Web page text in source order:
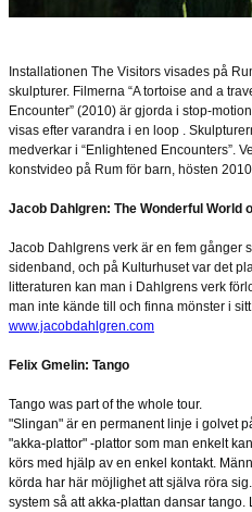
Installationen The Visitors visades på
skulpturer. Filmerna “A tortoise and a
Encounter” (2010) är gjorda i stop-
visas efter varandra i en loop .
medverkar i “Enlightened Encounters”.
konstvideo på Rum för barn, hösten
Jacob Dahlgren: The Wonderful World
Jacob Dahlgrens verk är en fem gånger
sidenband, och på Kulturhuset var det
litteraturen kan man i Dahlgrens verk
man inte kände till och finna mönster i
www.jacobdahlgren.com
Felix Gmelin: Tango
Tango was part of the whole tour.
"Slingan" är en permanent linje i golvet
"akka-plattor" -plattor som man enkelt
körs med hjälp av en enkel kontakt.
körda har här möjlighet att själva röra
system så att akka-plattan dansar